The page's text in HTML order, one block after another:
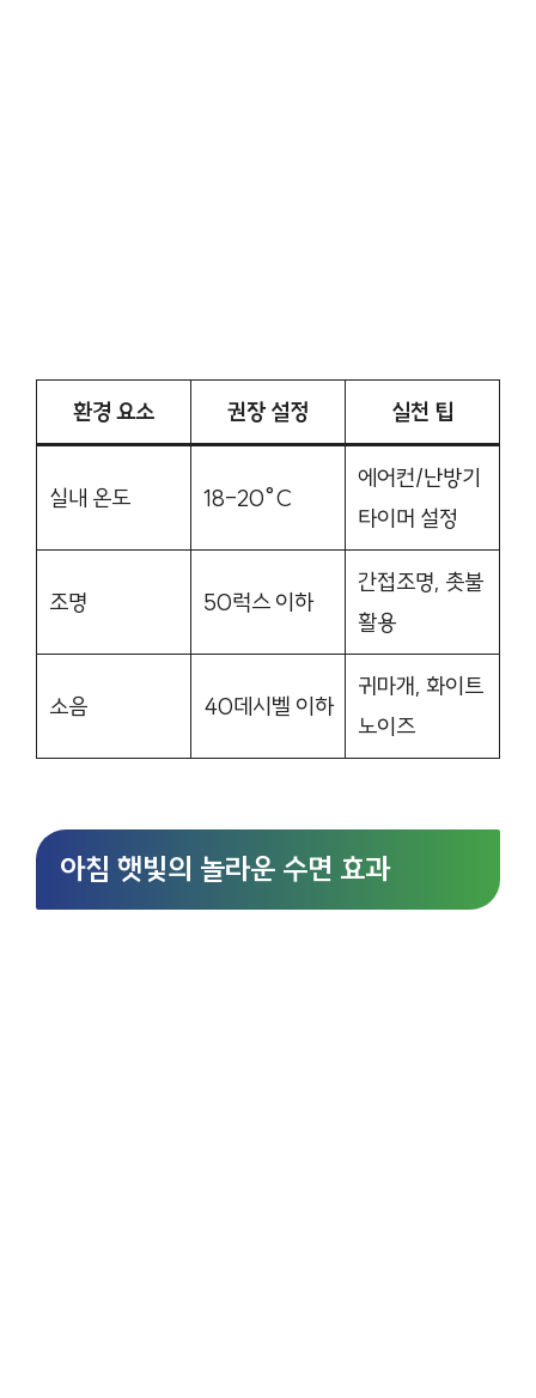
환경 요소 권장 설정 실천 팁
실내 온도 18-20°C
에어컨/난방기
타이머 설정
조명 50럭스 이하
간접조명, 촛불
활용
소음 40데시벨 이하
귀마개, 화이트
노이즈
아침 햇빛의 놀라운 수면 효과